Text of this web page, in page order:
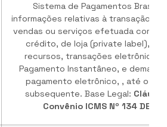
Sistema de Pagamentos
informações relativas à transação ou
vendas ou serviços efetuada com
crédito, de loja (private label),
recursos, transações eletrônicas
Pagamento Instantâneo, e demais
pagamento eletrônico, , até o
subsequente. Base Legal:
Convênio ICMS Nº 134 DE